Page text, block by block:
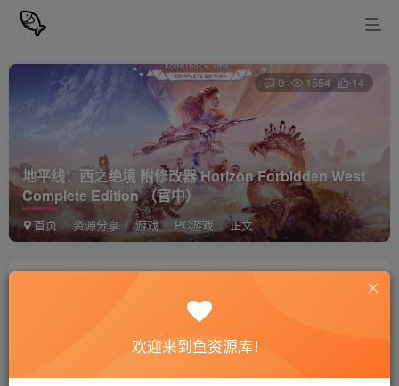
地平线：西之绝境 附修改器 Horizon Forbidden West
Complete Edition （官中）
首页 资源分享 游戏 PC游戏 正文
0 1554 14
私信
欢迎来到鱼资源库！